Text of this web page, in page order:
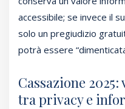
accessibile; se invece il
solo un pregiudizio
potrà essere
Cassazione
tra privacy e